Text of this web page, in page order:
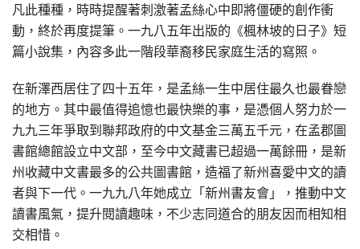
凡此種種，時時提醒著刺激著孟絲心中即將僵硬的創作衝
動，終於再度提筆。一九八五年出版的《楓林坡的日子》短
篇小說集，內容多此一階段華裔移民家庭生活的寫照。
在新澤西居住了四十五年，是孟絲一生中居住最久也最眷戀
的地方。其中最值得追憶也最快樂的事，是憑個人努力於一
九九三年爭取到聯邦政府的中文基金三萬五千元，在孟郡圖
書館總館設立中文部，至今中文藏書已超過一萬餘冊，是新
州收藏中文書最多的公共圖書館，造福了新州喜愛中文的讀
者與下一代。一九九八年她成立「新州書友會」，推動中文
讀書風氣，提升閱讀趣味，不少志同道合的朋友因而相知相
交相惜。